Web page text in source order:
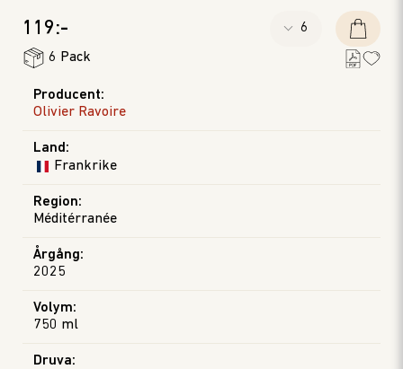
119:-
6 Pack
Producent:
Olivier Ravoire
Land :
Frankrike
Region:
Méditérranée
Årgång:
2025
Volym:
750 ml
Druva: